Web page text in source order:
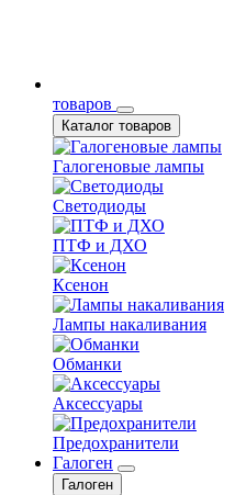
товаров
Каталог товаров
Галогеновые лампы
Светодиоды
ПТФ и ДХО
Ксенон
Лампы накаливания
Обманки
Аксессуары
Предохранители
Галоген
Галоген